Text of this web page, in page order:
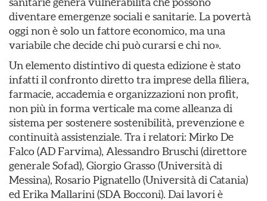
diventare emergenze sociali e sanitarie. La povertà
oggi non è solo un fattore economico, ma una
variabile che decide chi può curarsi e chi no».
Un elemento distintivo di questa edizione è stato
infatti il confronto diretto tra imprese della filiera,
farmacie, accademia e organizzazioni non profit,
non più in forma verticale ma come alleanza di
sistema per sostenere sostenibilità, prevenzione e
continuità assistenziale. Tra i relatori: Mirko De
Falco (AD Farvima), Alessandro Bruschi (direttore
generale Sofad), Giorgio Grasso (Università di
Messina), Rosario Pignatello (Università di Catania)
ed Erika Mallarini (SDA Bocconi). Dai lavori è